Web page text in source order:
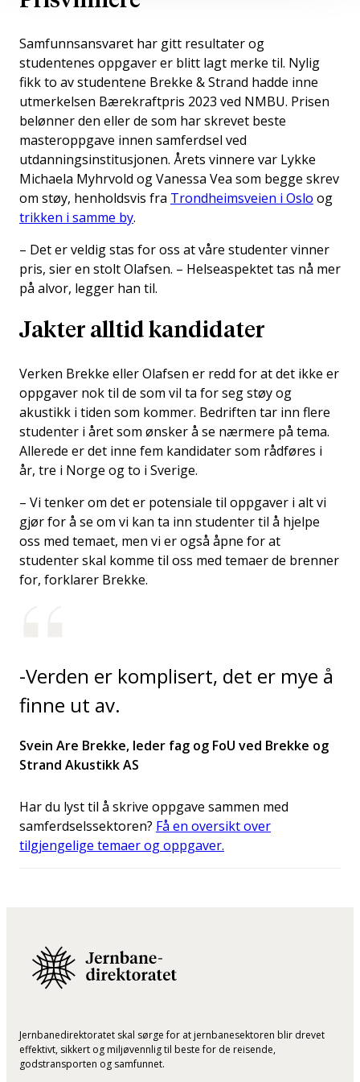
Samfunnsansvaret har gitt resultater og
studentenes oppgaver er blitt lagt merke til. Nylig
fikk to av studentene Brekke & Strand hadde inne
utmerkelsen Bærekraftpris 2023 ved NMBU. Prisen
belønner den eller de som har skrevet beste
masteroppgave innen samferdsel ved
utdanningsinstitusjonen. Årets vinnere var Lykke
Michaela Myhrvold og Vanessa Vea som begge skrev
om støy, henholdsvis fra Trondheimsveien i Oslo og
trikken i samme by.
– Det er veldig stas for oss at våre studenter vinner
pris, sier en stolt Olafsen. – Helseaspektet tas nå mer
på alvor, legger han til.
Jakter alltid kandidater
Verken Brekke eller Olafsen er redd for at det ikke er
oppgaver nok til de som vil ta for seg støy og
akustikk i tiden som kommer. Bedriften tar inn flere
studenter i året som ønsker å se nærmere på tema.
Allerede er det inne fem kandidater som rådføres i
år, tre i Norge og to i Sverige.
– Vi tenker om det er potensiale til oppgaver i alt vi
gjør for å se om vi kan ta inn studenter til å hjelpe
oss med temaet, men vi er også åpne for at
studenter skal komme til oss med temaer de brenner
for, forklarer Brekke.
-Verden er komplisert, det er mye å
finne ut av.
Svein Are Brekke, leder fag og FoU ved Brekke og
Strand Akustikk AS
Har du lyst til å skrive oppgave sammen med
samferdselssektoren? Få en oversikt over
tilgjengelige temaer og oppgaver.
Jernbanedirektoratet skal sørge for at jernbanesektoren blir drevet
effektivt, sikkert og miljøvennlig til beste for de reisende,
godstransporten og samfunnet.